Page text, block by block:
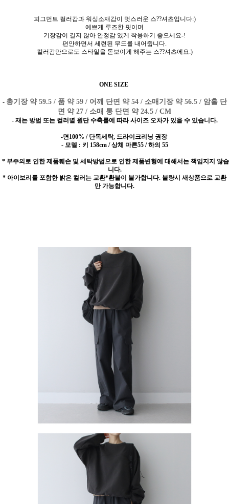
피그먼트 컬러감과 워싱소재감이 멋스러운 스??셔츠입니다:)
예쁘게 루즈한 핏이며
기장감이 길지 않아 안정감 있게 착용하기 좋으세요-!
편안하면서 세련된 무드를 내어줍니다.
컬러감만으로도 스타일을 돋보이게 해주는 스??셔츠에요:)
ONE SIZE
- 총기장 약 59.5 / 품 약 59 / 어깨 단면 약 54 / 소매기장 약 56.5 / 암홀 단
면 약 27 / 소매 통 단면 약 24.5 / CM
- 재는 방법 또는 컬러별 원단 수축률에 따라 사이즈 오차가 있을 수 있습니다.
-면100% / 단독세탁, 드라이크리닝 권장
- 모델 : 키 158cm / 상체 마른55 / 하의 55
* 부주의로 인한 제품훼손 및 세탁방법으로 인한 제품변형에 대해서는 책임지지 않습
니다.
* 아이보리를 포함한 밝은 컬러는 교환*환불이 불가합니다. 불량시 새상품으로 교환
만 가능합니다.